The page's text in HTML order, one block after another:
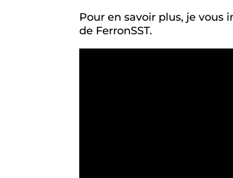
Pour en savoir plus, je vous
de FerronSST.